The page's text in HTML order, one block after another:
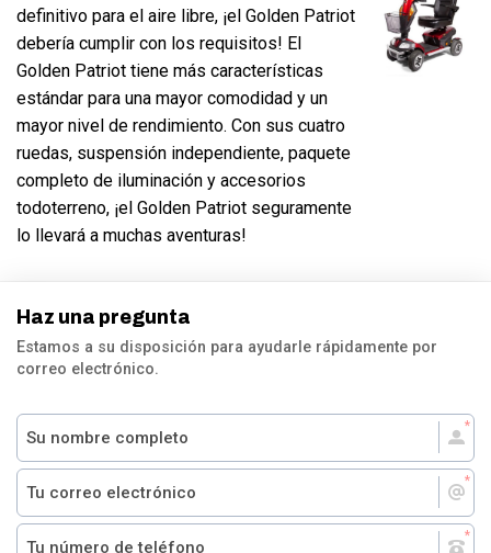
definitivo para el aire libre, ¡el Golden Patriot
debería cumplir con los requisitos! El
Golden Patriot tiene más características
estándar para una mayor comodidad y un
mayor nivel de rendimiento. Con sus cuatro
ruedas, suspensión independiente, paquete
completo de iluminación y accesorios
todoterreno, ¡el Golden Patriot seguramente
lo llevará a muchas aventuras!
Haz una pregunta
Estamos a su disposición para ayudarle rápidamente por
correo electrónico.